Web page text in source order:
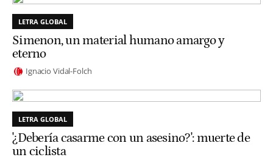
LETRA GLOBAL
Simenon, un material humano amargo y
eterno
Ignacio Vidal-Folch
LETRA GLOBAL
'¿Debería casarme con un asesino?': muerte de
un ciclista